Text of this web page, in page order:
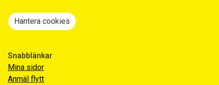
Hantera cookies
Snabblänkar
Mina sidor
Anmäl flytt